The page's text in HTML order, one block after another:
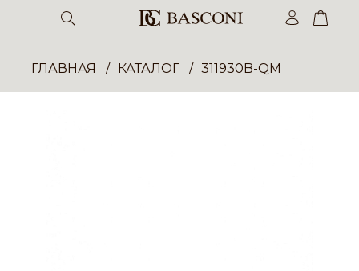
ГЛАВНАЯ КАТАЛОГ 311930B-QM